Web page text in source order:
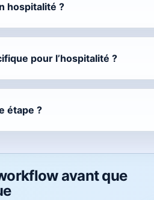
hospitalité ?
pour l’hospitalité ?
étape ?
avant que